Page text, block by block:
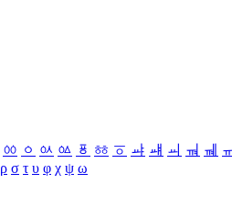
ㆀ ㆁ ㆂ ㆃ ㆄ ㆅ ㆆ ㆇ ㆈ ㆉ ㆊ ㆋ ㆌ
ρ σ τ υ φ χ ψ ω